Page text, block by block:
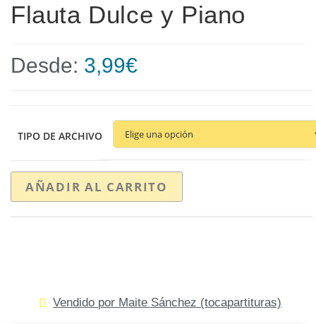
Flauta Dulce y Piano
Desde: 3,99€
TIPO DE ARCHIVO
AÑADIR AL CARRITO
Vendido por Maite Sánchez (tocapartituras)